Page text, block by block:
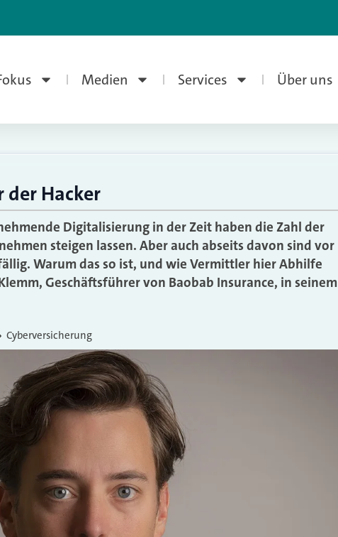
Medien Services Über uns
Hacker
Digitalisierung in der Zeit haben die Zahl der
steigen lassen. Aber auch abseits davon sind vor
Warum das so ist, und wie Vermittler hier Abhilfe
Geschäftsführer von Baobab Insurance, in seinem
Cyberversicherung